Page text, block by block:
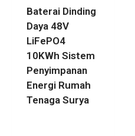
Baterai Dinding
Daya 48V
LiFePO4
10KWh Sistem
Penyimpanan
Energi Rumah
Tenaga Surya